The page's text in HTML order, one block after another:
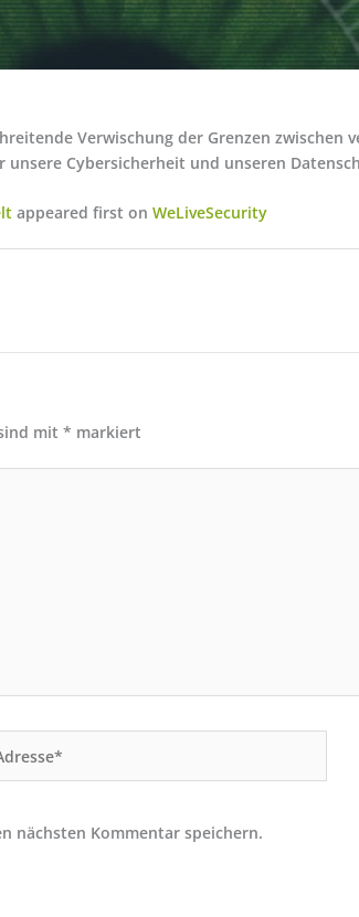
Verwischung der Grenzen zwischen
Cybersicherheit und unseren
appeared first on WeLiveSecurity
mit * markiert
nächsten Kommentar speichern.